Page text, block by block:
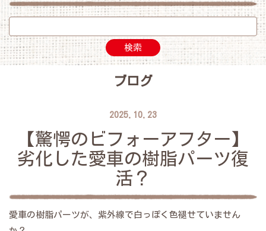
ブログ
2025.10.23
​【驚愕のビフォーアフター】
劣化した愛車の樹脂パーツ復
活？
愛車の樹脂パーツが、紫外線で白っぽく色褪せていません